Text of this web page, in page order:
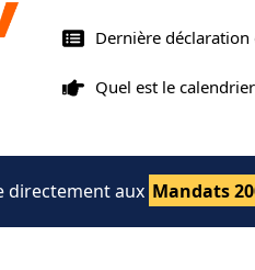
Dernière
Quel est le
directement aux Mandats